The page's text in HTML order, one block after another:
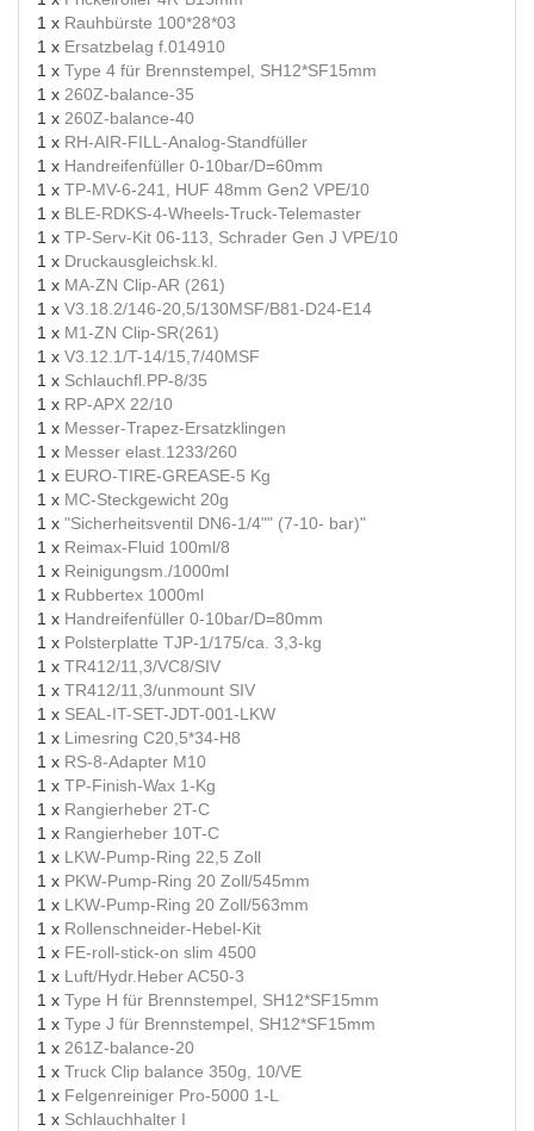
1 x Rauhbürste 100*28*03
1 x Ersatzbelag f.014910
1 x Type 4 für Brennstempel, SH12*SF15mm
1 x 260Z-balance-35
1 x 260Z-balance-40
1 x RH-AIR-FILL-Analog-Standfüller
1 x Handreifenfüller 0-10bar/D=60mm
1 x TP-MV-6-241, HUF 48mm Gen2 VPE/10
1 x BLE-RDKS-4-Wheels-Truck-Telemaster
1 x TP-Serv-Kit 06-113, Schrader Gen J VPE/10
1 x Druckausgleichsk.kl.
1 x MA-ZN Clip-AR (261)
1 x V3.18.2/146-20,5/130MSF/B81-D24-E14
1 x M1-ZN Clip-SR(261)
1 x V3.12.1/T-14/15,7/40MSF
1 x Schlauchfl.PP-8/35
1 x RP-APX 22/10
1 x Messer-Trapez-Ersatzklingen
1 x Messer elast.1233/260
1 x EURO-TIRE-GREASE-5 Kg
1 x MC-Steckgewicht 20g
1 x "Sicherheitsventil DN6-1/4"" (7-10- bar)"
1 x Reimax-Fluid 100ml/8
1 x Reinigungsm./1000ml
1 x Rubbertex 1000ml
1 x Handreifenfüller 0-10bar/D=80mm
1 x Polsterplatte TJP-1/175/ca. 3,3-kg
1 x TR412/11,3/VC8/SIV
1 x TR412/11,3/unmount SIV
1 x SEAL-IT-SET-JDT-001-LKW
1 x Limesring C20,5*34-H8
1 x RS-8-Adapter M10
1 x TP-Finish-Wax 1-Kg
1 x Rangierheber 2T-C
1 x Rangierheber 10T-C
1 x LKW-Pump-Ring 22,5 Zoll
1 x PKW-Pump-Ring 20 Zoll/545mm
1 x LKW-Pump-Ring 20 Zoll/563mm
1 x Rollenschneider-Hebel-Kit
1 x FE-roll-stick-on slim 4500
1 x Luft/Hydr.Heber AC50-3
1 x Type H für Brennstempel, SH12*SF15mm
1 x Type J für Brennstempel, SH12*SF15mm
1 x 261Z-balance-20
1 x Truck Clip balance 350g, 10/VE
1 x Felgenreiniger Pro-5000 1-L
1 x Schlauchhalter I